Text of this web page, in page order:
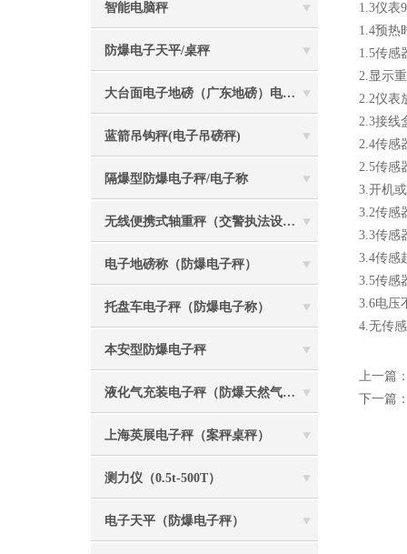
智能电脑秤
防爆电子天平/桌秤
大台面电子地磅（广东地磅）电子汽车衡
蓝箭吊钩秤(电子吊磅秤)
隔爆型防爆电子秤/电子称
无线便携式轴重秤（交警执法设备）
电子地磅称（防爆电子秤）
托盘车电子秤（防爆电子称）
本安型防爆电子秤
液化气充装电子秤（防爆天然气灌装称）
上海英展电子秤（案秤桌秤）
测力仪（0.5t-500T）
电子天平（防爆电子秤）
1.3仪表
1.4预热
1.5传感
2.显示
2.2仪表
2.3接线
2.4传感
2.5传感
3.开机
3.2传感
3.3传感
3.4传感
3.5传感
3.6电压
4.无传
上一篇
下一篇